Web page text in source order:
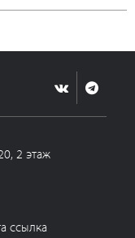
2 этаж
ссылка